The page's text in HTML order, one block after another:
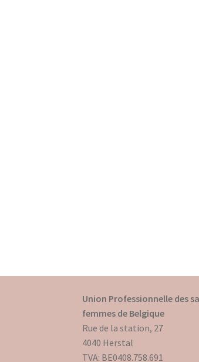
Union Professionnelle des
femmes de Belgique
Rue de la station, 27
4040 Herstal
TVA: BE0408.758.691